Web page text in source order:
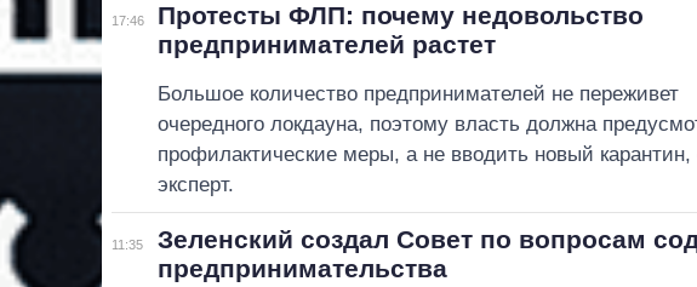
17:46
Протесты ФЛП: почему недовольство
предпринимателей растет
Большое количество предпринимателей не переживет
очередного локдауна, поэтому власть должна
профилактические меры, а не вводить новый карантин,
эксперт.
11:35
Зеленский создал Совет по вопросам
предпринимательства